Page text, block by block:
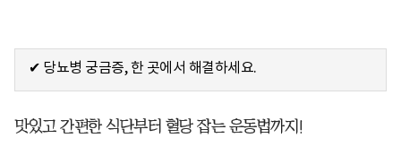
✔ 당뇨병 궁금증, 한 곳에서 해결하세요.
맛있고 간편한 식단부터 혈당 잡는 운동법까지!